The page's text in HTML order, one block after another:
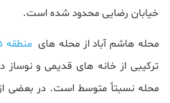
خیابان رضایی محدود شده است.
محله هاشم آباد از محله های منطقه 15 تهران
ترکیبی از خانه های قدیمی و نوساز
محله نسبتاً متوسط است. در بعضی